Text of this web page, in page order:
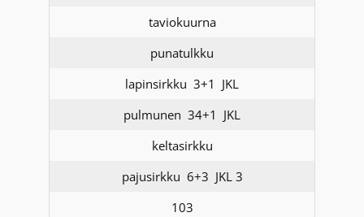
taviokuurna
punatulkku
lapinsirkku 3+1 JKL
pulmunen 34+1 JKL
keltasirkku
pajusirkku 6+3 JKL 3
103